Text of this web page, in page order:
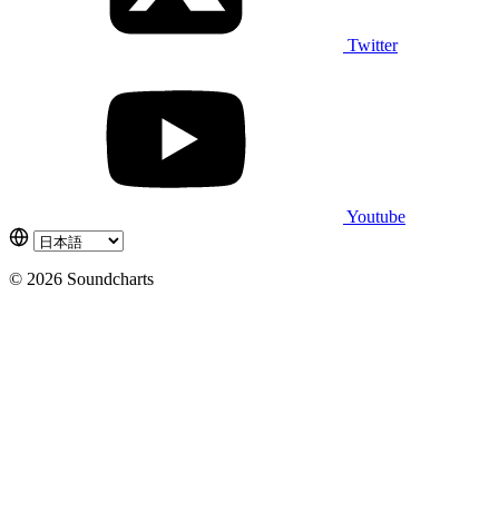
Twitter
Youtube
© 2026 Soundcharts